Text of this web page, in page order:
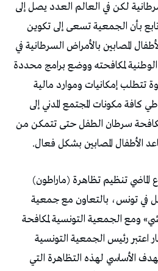
لكن في العالم العدد يصل إلى
بأن الجمعية تسعى إلى تكوين
المصابين بالأمراض السرطانية في
لمكافحته ووضع برامج محددة
تتطلب إمكانيات وموارد مالية
كافة مكونات المجتمع المدني إلى
سرطان الطفل حتى تتمكن من
الأطفال المصابين بشكل فعال.
الماضي تنظيم تظاهرة (ماراطون)
في تونس، بالتعاون مع جمعية
ومع الجمعية التونسية لمكافحة
اعتبر رئيس الجمعية التونسية
الأساسي لهذه التظاهرة التي